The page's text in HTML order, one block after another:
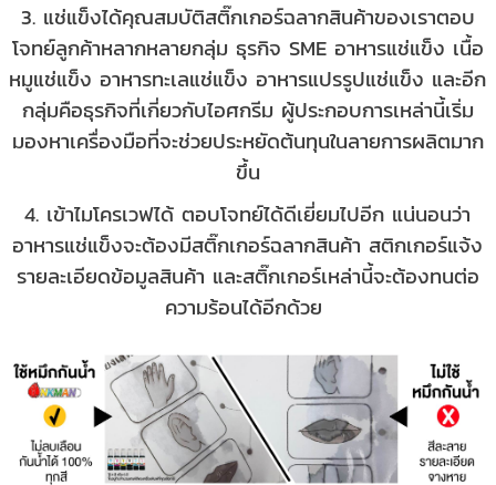
3. แช่แข็งได้คุณสมบัติสติ๊กเกอร์ฉลากสินค้าของเราตอบ
โจทย์ลูกค้าหลากหลายกลุ่ม ธุรกิจ SME อาหารแช่แข็ง เนื้อ
หมูแช่แข็ง อาหารทะเลแช่แข็ง อาหารแปรรูปแช่แข็ง และอีก
กลุ่มคือธุรกิจที่เกี่ยวกับไอศกรีม ผู้ประกอบการเหล่านี้เริ่ม
มองหาเครื่องมือที่จะช่วยประหยัดต้นทุนในลายการผลิตมาก
ขึ้น
4. เข้าไมโครเวฟได้ ตอบโจทย์ได้ดีเยี่ยมไปอีก แน่นอนว่า
อาหารแช่แข็งจะต้องมีสติ๊กเกอร์ฉลากสินค้า สติกเกอร์แจ้ง
รายละเอียดข้อมูลสินค้า และสติ๊กเกอร์เหล่านี้จะต้องทนต่อ
ความร้อนได้อีกด้วย